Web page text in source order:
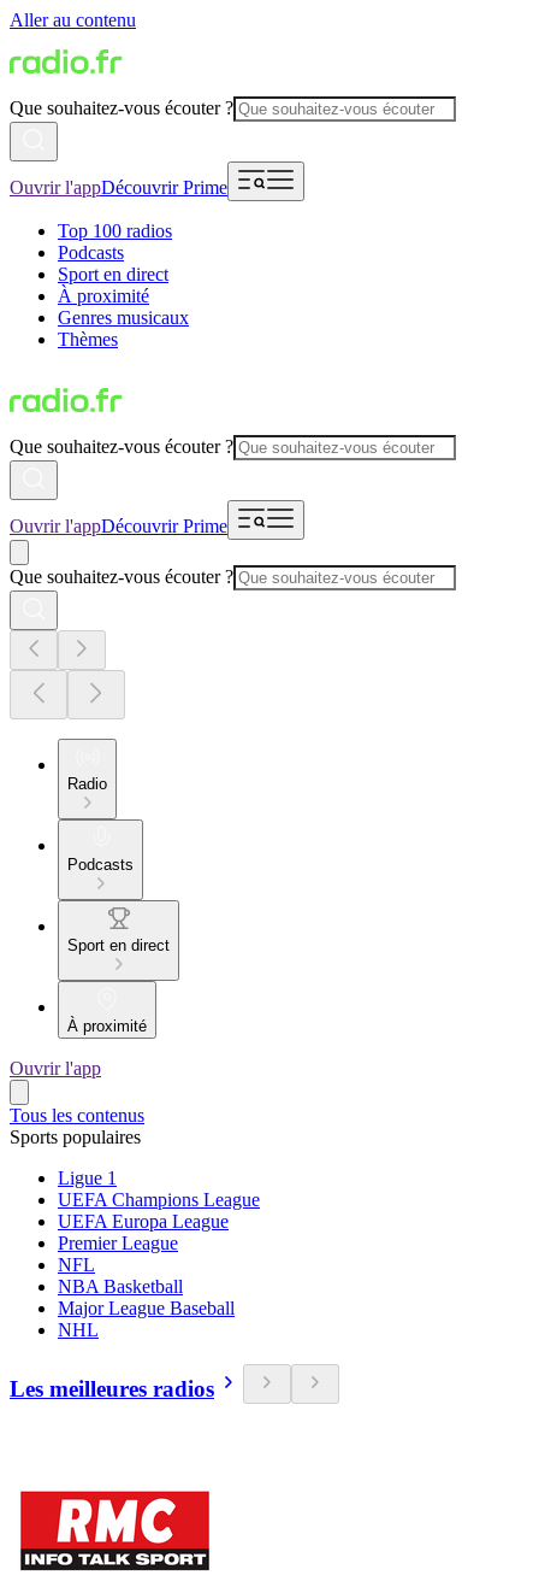
Aller au contenu
Que souhaitez-vous écouter ?
Ouvrir l'appDécouvrir Prime
Top 100 radios
Podcasts
Sport en direct
À proximité
Genres musicaux
Thèmes
Que souhaitez-vous écouter ?
Ouvrir l'appDécouvrir Prime
Que souhaitez-vous écouter ?
Radio
Podcasts
Sport en direct
À proximité
Ouvrir l'app
Tous les contenus
Sports populaires
Ligue 1
UEFA Champions League
UEFA Europa League
Premier League
NFL
NBA Basketball
Major League Baseball
NHL
Les meilleures radios